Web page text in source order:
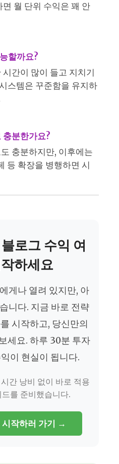
월 단위 수익은 꽤 안
할까요?
간이 많이 들고 지치기
스템은 꾸준함을 유지하
충분한가요?
충분하지만, 이후에는
등 확장을 병행하면 시
로그 수익 여
하세요
게나 열려 있지만, 아
니다. 지금 바로 전략
시작하고, 당신만의
세요. 하루 30분 투자
이 현실이 됩니다.
간 낭비 없이 바로 적용
를 준비했습니다.
시작하러 가기 →